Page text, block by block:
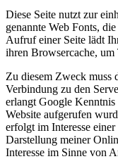
Diese Seite nutzt zur
genannte Web Fonts,
Aufruf einer Seite lädt
ihren Browsercache,
Zu diesem Zweck muss
Verbindung zu den
erlangt Google Kenntnis
Website aufgerufen
erfolgt im Interesse
Darstellung meiner
Interesse im Sinne von